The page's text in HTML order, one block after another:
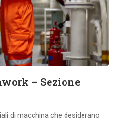
– Sezione
di macchina che desiderano